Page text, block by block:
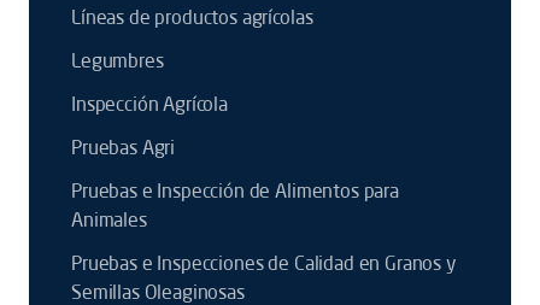
Líneas de productos agrícolas
Legumbres
Inspección Agrícola
Pruebas Agri
Pruebas e Inspección de Alimentos para
Animales
Pruebas e Inspecciones de Calidad en Granos y
Semillas Oleaginosas